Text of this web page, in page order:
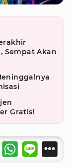
Sempat Akan
Gratis!